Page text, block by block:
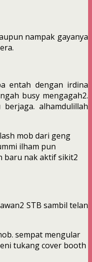
nampak gayanya
entah dengan irdina
busy mengagah2.
alhamdulillah
mob dari geng
ilham pun
baru nak aktif sikit2
STB sambil telan
sempat mengular
tukang cover booth